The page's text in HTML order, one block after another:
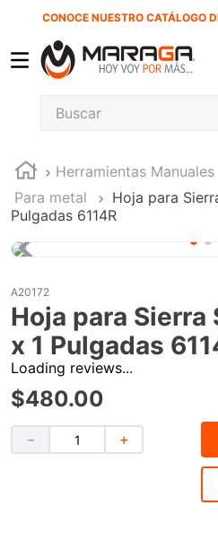
CONOCE NUESTRO CATÁLOGO
Buscar
Herramientas Manuales
Para metal
Hoja para
Pulgadas 6114R
A20172
Hoja para Sierra
x 1 Pulgadas
Loading reviews...
$480.00
＋
－
1.
2.
6
-